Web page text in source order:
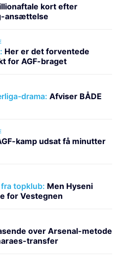
kort efter
ansættelse
Her er det forventede
for AGF-braget
drama: Afviser BÅDE
kamp udsat få minutter
topklub: Men Hyseni
for Vestegnen
over Arsenal-metode
transfer